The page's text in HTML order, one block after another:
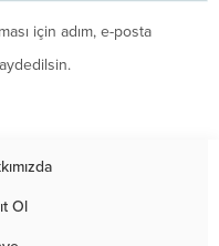
için adım, e-posta
Ol